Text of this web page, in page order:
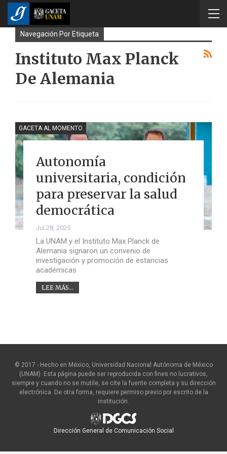
Navegación Por Etiqueta
Instituto Max Planck
De Alemania
GACETA AL MOMENTO
Autonomía
universitaria, condición
para preservar la salud
democrática
Jul 28, 2025
La UNAM y el Instituto Max Planck de
Alemania signaron un convenio de
investigación y promoción de estancias
académicas
LEE MÁS...
© 2017 - Hecho en México, Universidad Nacional Autónoma de México
(UNAM). Esta página puede ser reproducida con fines no lucrativos,
siempre y cuando no se mutile, se cite la fuente completa y su dirección
electrónica. De otra forma, requiere permiso previo por escrito de la
institución.
Dirección General de Comunicación Social